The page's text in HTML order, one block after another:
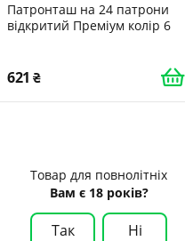
Патронташ на 24 патрони
відкритий Преміум колір 6
621
Товар для повнолітніх
Вам є 18 років?
Так Ні